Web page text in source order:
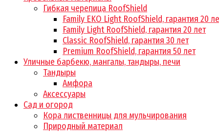
Гибкая черепица RoofShield
Family EKO Light RoofShield, гарантия 20
Family Light RoofShield, гарантия 20 лет
Classic RoofShield, гарантия 30 лет
Premium RoofShield, гарантия 50 лет
Уличные барбекю, мангалы, тандыры, печи
Тандыры
Амфора
Аксессуары
Сад и огород
Кора лиственницы для мульчирования
Природный материал